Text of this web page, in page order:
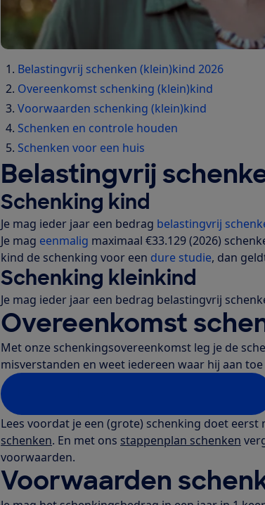
Belastingvrij schenken (klein)kind 2026
Overeenkomst schenking (klein)kind
Voorwaarden schenking (klein)kind
Schenken en controle houden
Schenken voor een huis
Belastingvrij
Schenking kind
Je mag ieder jaar een bedrag belastingvrij
Je mag eenmalig maximaal €33.129 (2026)
kind de schenking voor een dure studie, dan
Schenking kleinkind
Je mag ieder jaar een bedrag belastingvrij
Overeenkomst
Met onze schenkingsovereenkomst leg je de
misverstanden en weet iedereen waar hij aan
Lees voordat je een (grote) schenking doet eerst
schenken. En met ons stappenplan schenken
voorwaarden.
Voorwaarden